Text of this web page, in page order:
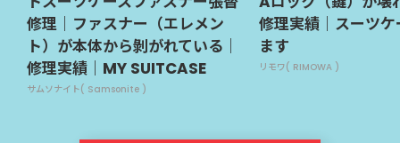
修理｜ファスナー（エレメン
ト）が本体から剝がれている｜
修理実績｜MY SUITCASE
サムソナイト( Samsonite )
修理実績｜スーツ
ます
リモワ( RIMOWA )